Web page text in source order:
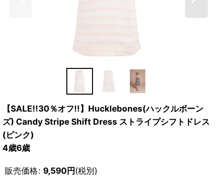
【SALE!!30％オフ!!】Hucklebones(ハックルボーン
ズ) Candy Stripe Shift Dress ストライプシフトドレス
(ピンク)
4歳6歳
販売価格: 9,590円(税別)